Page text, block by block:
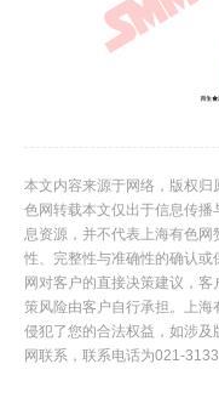
本文内容来源于网络，版权
色网转载本文仅出于信息传
息资源，并不代表上海有色
性、完整性与准确性的确认
网对客户的直接决策建议，
策风险由客户自行承担。上
侵犯了您的合法权益，如涉
网联系，联系电话为021-